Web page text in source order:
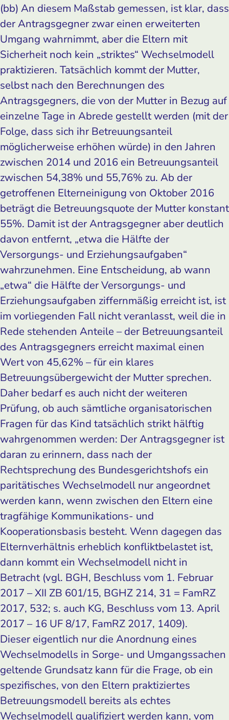
(bb) An diesem Maßstab gemessen, ist klar, dass
der Antragsgegner zwar einen erweiterten
Umgang wahrnimmt, aber die Eltern mit
Sicherheit noch kein „striktes“ Wechselmodell
praktizieren. Tatsächlich kommt der Mutter,
selbst nach den Berechnungen des
Antragsgegners, die von der Mutter in Bezug auf
einzelne Tage in Abrede gestellt werden (mit der
Folge, dass sich ihr Betreuungsanteil
möglicherweise erhöhen würde) in den Jahren
zwischen 2014 und 2016 ein Betreuungsanteil
zwischen 54,38% und 55,76% zu. Ab der
getroffenen Elterneinigung von Oktober 2016
beträgt die Betreuungsquote der Mutter konstant
55%. Damit ist der Antragsgegner aber deutlich
davon entfernt, „etwa die Hälfte der
Versorgungs- und Erziehungsaufgaben“
wahrzunehmen. Eine Entscheidung, ab wann
„etwa“ die Hälfte der Versorgungs- und
Erziehungsaufgaben ziffernmäßig erreicht ist, ist
im vorliegenden Fall nicht veranlasst, weil die in
Rede stehenden Anteile – der Betreuungsanteil
des Antragsgegners erreicht maximal einen
Wert von 45,62% – für ein klares
Betreuungsübergewicht der Mutter sprechen.
Daher bedarf es auch nicht der weiteren
Prüfung, ob auch sämtliche organisatorischen
Fragen für das Kind tatsächlich strikt hälftig
wahrgenommen werden: Der Antragsgegner ist
daran zu erinnern, dass nach der
Rechtsprechung des Bundesgerichtshofs ein
paritätisches Wechselmodell nur angeordnet
werden kann, wenn zwischen den Eltern eine
tragfähige Kommunikations- und
Kooperationsbasis besteht. Wenn dagegen das
Elternverhältnis erheblich konfliktbelastet ist,
dann kommt ein Wechselmodell nicht in
Betracht (vgl. BGH, Beschluss vom 1. Februar
2017 – XII ZB 601/15, BGHZ 214, 31 = FamRZ
2017, 532; s. auch KG, Beschluss vom 13. April
2017 – 16 UF 8/17, FamRZ 2017, 1409).
Dieser eigentlich nur die Anordnung eines
Wechselmodells in Sorge- und Umgangssachen
geltende Grundsatz kann für die Frage, ob ein
spezifisches, von den Eltern praktiziertes
Betreuungsmodell bereits als echtes
Wechselmodell qualifiziert werden kann, vom